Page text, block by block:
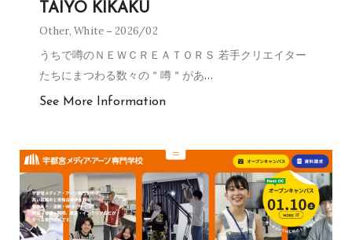
TAIYO KIKAKU
Other,White 2026/02
うちで噂のＮＥＷＣＲＥＡＴＯＲＳ 若手クリエイター
たちにまつわる数々の＂噂＂があ…
See More Information